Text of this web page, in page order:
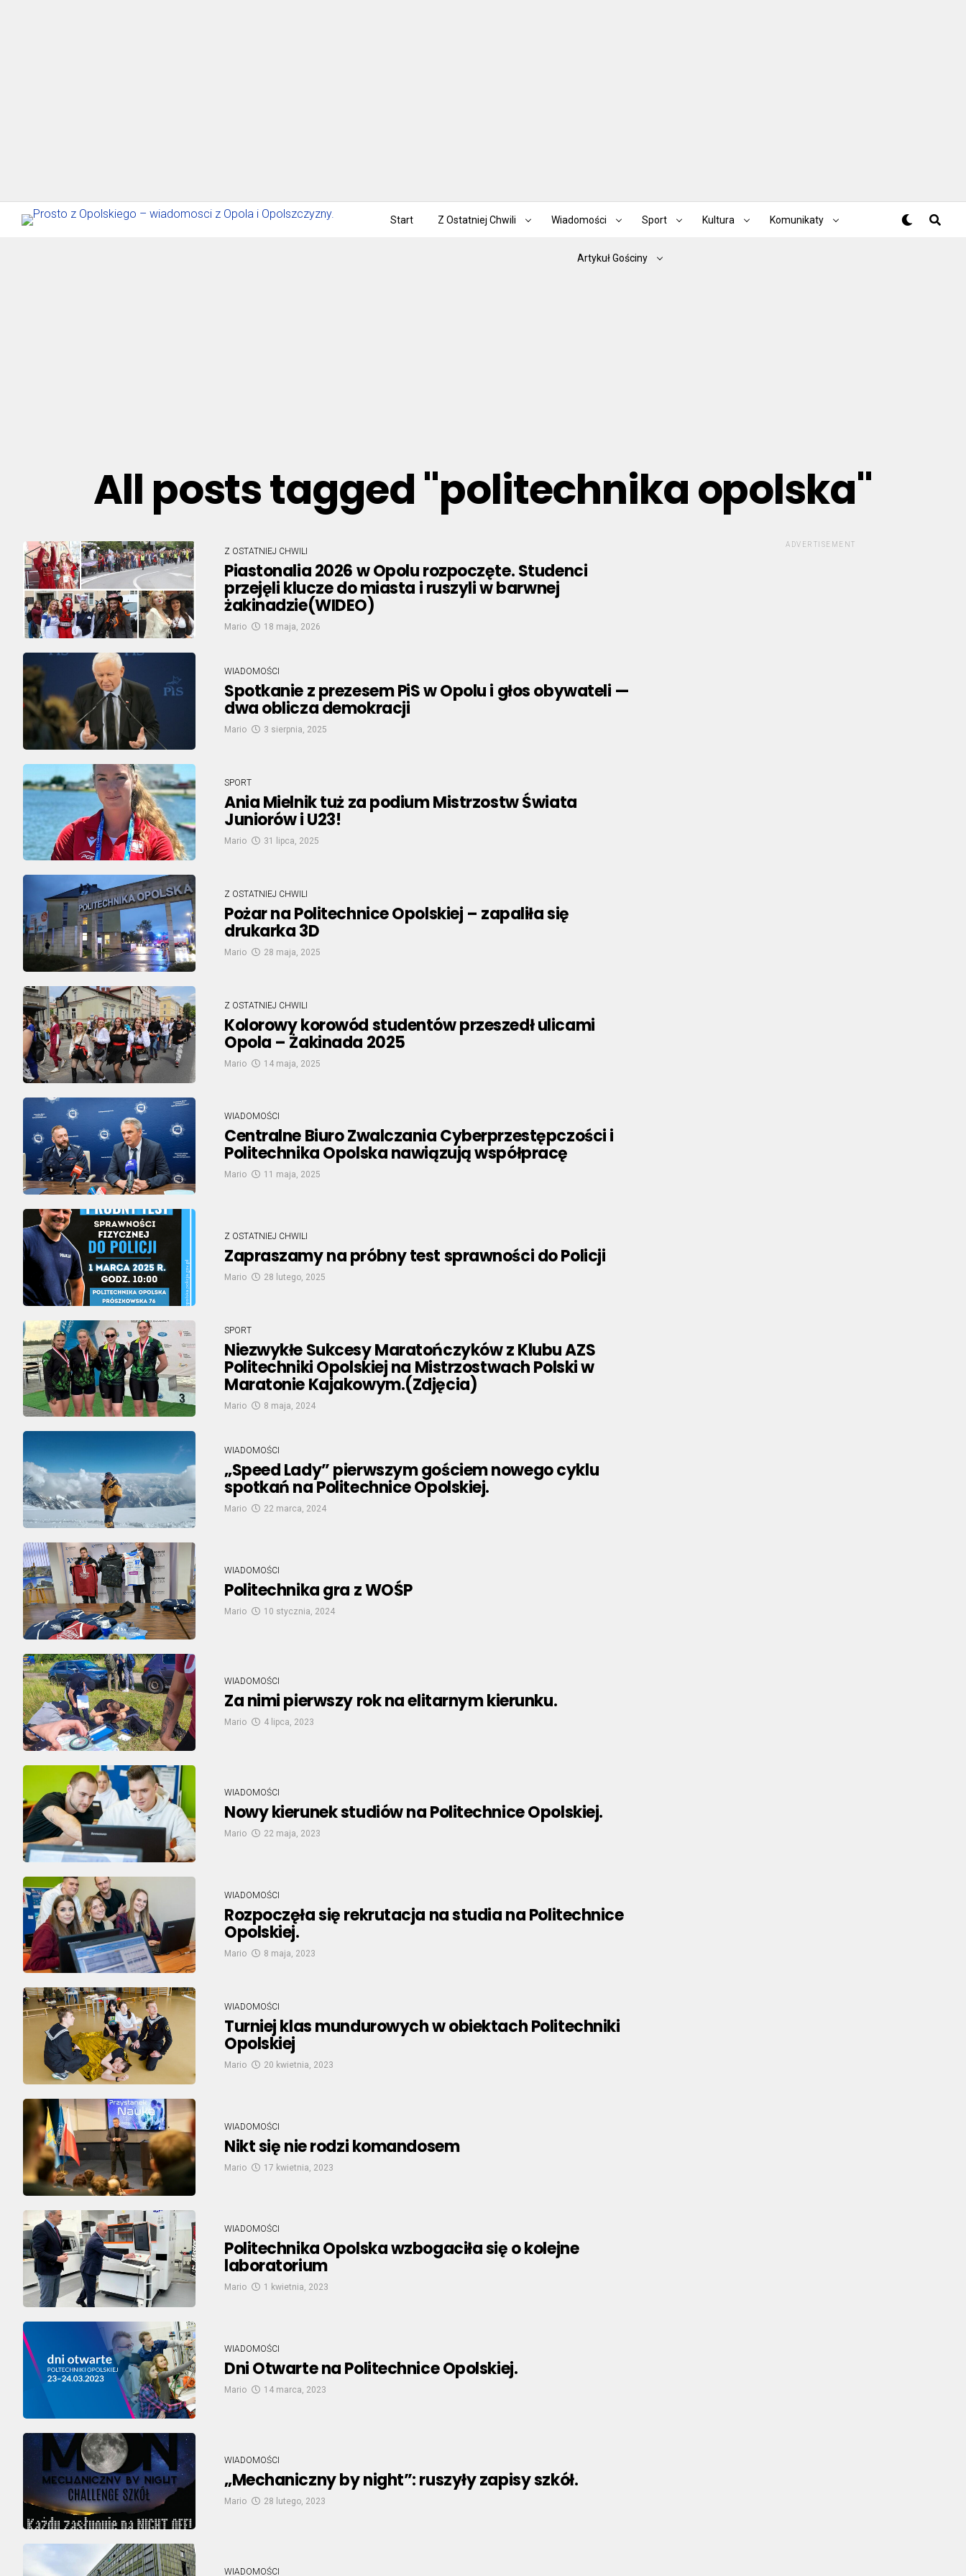
Start Z Ostatniej Chwili Wiadomości Sport Kultura Komunikaty
Artykuł Gościny
All posts tagged "politechnika opolska"
Z OSTATNIEJ CHWILI
Piastonalia 2026 w Opolu rozpoczęte. Studenci
przejęli klucze do miasta i ruszyli w barwnej
żakinadzie(WIDEO)
Mario 18 maja, 2026
WIADOMOŚCI
Spotkanie z prezesem PiS w Opolu i głos obywateli —
dwa oblicza demokracji
Mario 3 sierpnia, 2025
SPORT
Ania Mielnik tuż za podium Mistrzostw Świata
Juniorów i U23!
Mario 31 lipca, 2025
Z OSTATNIEJ CHWILI
Pożar na Politechnice Opolskiej – zapaliła się
drukarka 3D
Mario 28 maja, 2025
Z OSTATNIEJ CHWILI
Kolorowy korowód studentów przeszedł ulicami
Opola – Żakinada 2025
Mario 14 maja, 2025
WIADOMOŚCI
Centralne Biuro Zwalczania Cyberprzestępczości i
Politechnika Opolska nawiązują współpracę
Mario 11 maja, 2025
Z OSTATNIEJ CHWILI
Zapraszamy na próbny test sprawności do Policji
Mario 28 lutego, 2025
SPORT
Niezwykłe Sukcesy Maratończyków z Klubu AZS
Politechniki Opolskiej na Mistrzostwach Polski w
Maratonie Kajakowym.(Zdjęcia)
Mario 8 maja, 2024
WIADOMOŚCI
„Speed Lady” pierwszym gościem nowego cyklu
spotkań na Politechnice Opolskiej.
Mario 22 marca, 2024
WIADOMOŚCI
Politechnika gra z WOŚP
Mario 10 stycznia, 2024
WIADOMOŚCI
Za nimi pierwszy rok na elitarnym kierunku.
Mario 4 lipca, 2023
WIADOMOŚCI
Nowy kierunek studiów na Politechnice Opolskiej.
Mario 22 maja, 2023
WIADOMOŚCI
Rozpoczęła się rekrutacja na studia na Politechnice
Opolskiej.
Mario 8 maja, 2023
WIADOMOŚCI
Turniej klas mundurowych w obiektach Politechniki
Opolskiej
Mario 20 kwietnia, 2023
WIADOMOŚCI
Nikt się nie rodzi komandosem
Mario 17 kwietnia, 2023
WIADOMOŚCI
Politechnika Opolska wzbogaciła się o kolejne
laboratorium
Mario 1 kwietnia, 2023
WIADOMOŚCI
Dni Otwarte na Politechnice Opolskiej.
Mario 14 marca, 2023
WIADOMOŚCI
„Mechaniczny by night”: ruszyły zapisy szkół.
Mario 28 lutego, 2023
WIADOMOŚCI
ADVERTISEMENT